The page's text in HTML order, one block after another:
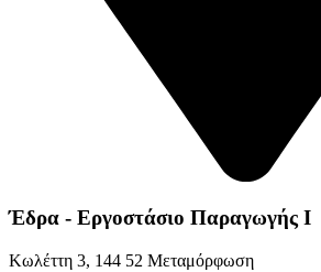
Έδρα - Εργοστάσιο Παραγωγής Ι
Kωλέττη 3, 144 52 Μεταμόρφωση